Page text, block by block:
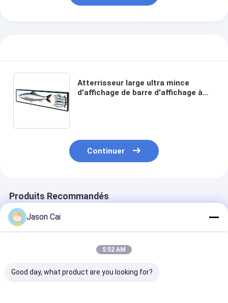
Atterrisseur large ultra mince
d'affichage de barre d'affichage à
Continuer
Produits Recommandés
Jason Cai
5:52 AM
Good day, what product are you looking for?